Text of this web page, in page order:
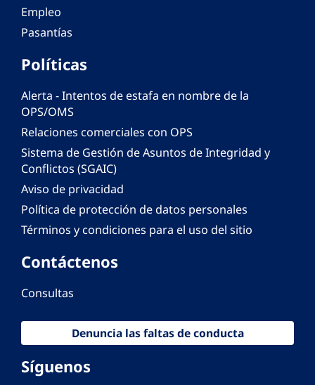
Empleo
Pasantías
Políticas
Alerta - Intentos de estafa en nombre de la
OPS/OMS
Relaciones comerciales con OPS
Sistema de Gestión de Asuntos de Integridad y
Conflictos (SGAIC)
Aviso de privacidad
Política de protección de datos personales
Términos y condiciones para el uso del sitio
Contáctenos
Consultas
Denuncia las faltas de conducta
Síguenos